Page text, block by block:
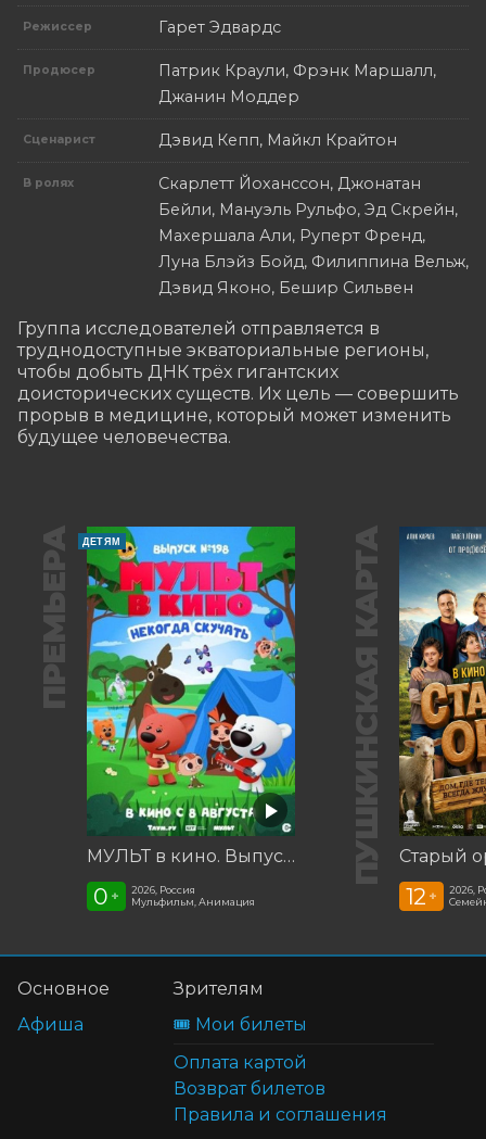
Режиссер Гарет Эдвардс
Продюсер
Патрик Краули, Фрэнк Маршалл,
Джанин Моддер
Сценарист Дэвид Кепп, Майкл Крайтон
В ролях
Скарлетт Йоханссон, Джонатан
Бейли, Мануэль Рульфо, Эд Скрейн,
Махершала Али, Руперт Френд,
Луна Блэйз Бойд, Филиппина Вельж,
Дэвид Яконо, Бешир Сильвен
Группа исследователей отправляется в
труднодоступные экваториальные регионы,
чтобы добыть ДНК трёх гигантских
доисторических существ. Их цель — совершить
прорыв в медицине, который может изменить
будущее человечества.
ПРЕМЬЕРА ДЕТЯМ
МУЛЬТ в кино. Выпуск №198. Некогда скучать
0 +
2026, Россия
Мульфильм, Анимация
ПУШКИНСКАЯ КАРТА Старый
12 +
2026,
Основное
Афиша
Зрителям
🎟️ Мои билеты
Оплата картой
Возврат билетов
Правила и соглашения